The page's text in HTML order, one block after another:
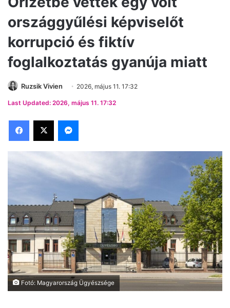
országgyűlési képviselőt
korrupció és fiktív
foglalkoztatás gyanúja miatt
Ruzsik Vivien 2026, május 11. 17:32
Last Updated: 2026, május 11. 17:32
Facebook
X Messenger
Fotó: Magyarország Ügyészsége